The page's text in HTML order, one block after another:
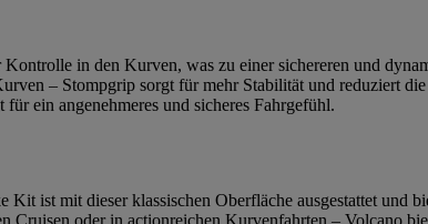
in den Kurven, was zu einer sichereren und
– Stompgrip sorgt für mehr Stabilität und reduziert
ein angenehmeres und sicheres Fahrgefühl.
ist mit dieser klassischen Oberfläche ausgestattet und
Cruisen oder in actionreichen Kurvenfahrten – Volcano